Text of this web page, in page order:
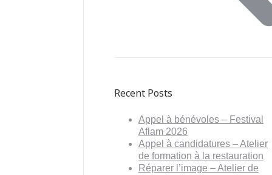
Recent Posts
Appel à bénévoles – Festival
Aflam 2026
Appel à candidatures – Atelier
de formation à la restauration
Réparer l’image – Atelier de